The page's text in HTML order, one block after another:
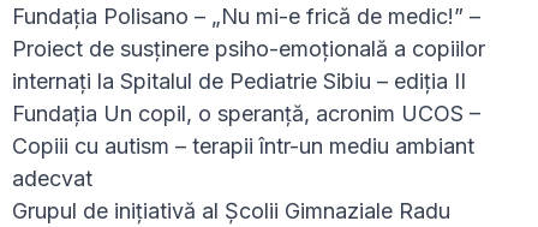
Fundația Polisano – „Nu mi-e frică de medic!” –
Proiect de susținere psiho-emoțională a copiilor
internați la Spitalul de Pediatrie Sibiu – ediția II
Fundația Un copil, o speranță, acronim UCOS –
Copiii cu autism – terapii într-un mediu ambiant
adecvat
Grupul de inițiativă al Școlii Gimnaziale Radu